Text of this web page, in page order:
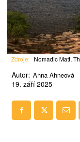
Zdroje: Nomadic Matt,
Autor: Anna Ahneová
19. září 2025